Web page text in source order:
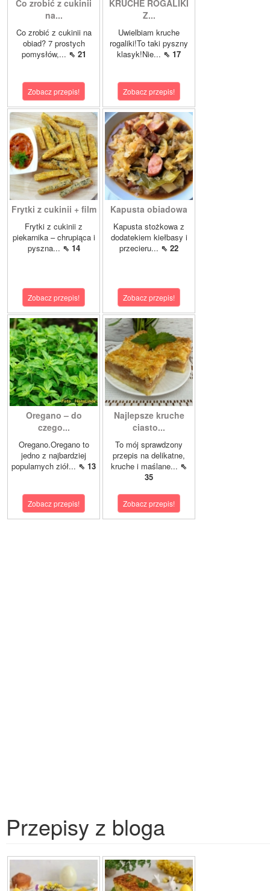
Co zrobić z cukinii
na...
Co zrobić z cukinii na
obiad? 7 prostych
pomysłów,... ⇖ 21
Zobacz przepis!
KRUCHE ROGALIKI
Z...
Uwielbiam kruche
rogaliki!To taki pyszny
klasyk!Nie... ⇖ 17
Zobacz przepis!
Frytki z cukinii + film
Frytki z cukinii z
piekarnika – chrupiąca i
pyszna... ⇖ 14
Zobacz przepis!
Kapusta obiadowa
Kapusta stożkowa z
dodatekiem kiełbasy i
przecieru... ⇖ 22
Zobacz przepis!
Oregano – do
czego...
Oregano.Oregano to
jedno z najbardziej
popularnych ziół... ⇖ 13
Zobacz przepis!
Najlepsze kruche
ciasto...
To mój sprawdzony
przepis na delikatne,
kruche i maślane... ⇖
35
Zobacz przepis!
Przepisy z bloga